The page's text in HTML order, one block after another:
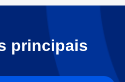
principais